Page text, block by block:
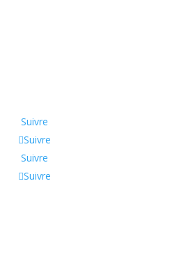
Suivre
Suivre
Suivre
Suivre